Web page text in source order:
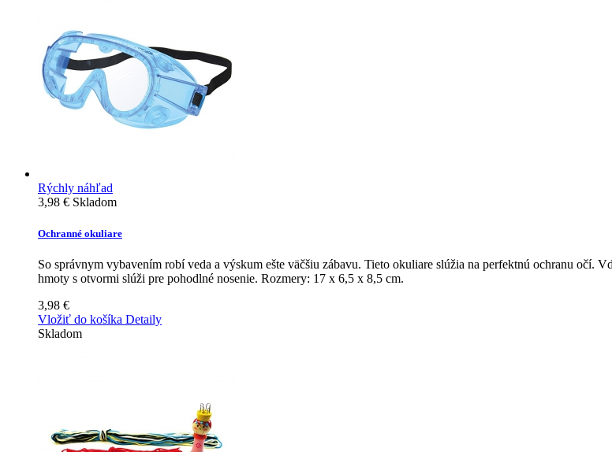
Rýchly náhľad
3,98 € Skladom
Ochranné okuliare
So správnym vybavením robí veda a výskum ešte väčšiu zábavu. Tieto okuliare slúžia na perfektnú ochranu očí.
hmoty s otvormi slúži pre pohodlné nosenie. Rozmery: 17 x 6,5 x 8,5 cm.
3,98 €
Vložiť do košíka Detaily
Skladom